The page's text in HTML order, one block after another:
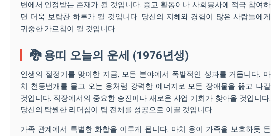
변에서 인정받는 존재가 될 것입니다. 종교 활동이나 사회봉사에 적극 참여하
면 더욱 보람찬 하루가 될 것입니다. 당신의 지혜와 경험이 많은 사람들에게
귀중한 가르침이 될 것입니다.
🐉 용띠 오늘의 운세 (1976년생)
인생의 절정기를 맞이한 지금, 모든 분야에서 폭발적인 성과를 거둡니다. 마
치 천둥번개를 몰고 오는 용처럼 강력한 에너지로 모든 장애물을 뚫고 나갈
것입니다. 직장에서의 중요한 승진이나 새로운 사업 기회가 찾아올 것입니다.
당신의 탁월한 리더십이 팀 전체를 성공으로 이끌 것입니다.
가족 관계에서 특별한 화합을 이루게 됩니다. 마치 용이 가족을 보호하듯 든